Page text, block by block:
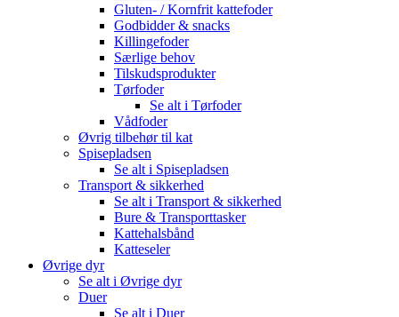
Gluten- / Kornfrit kattefoder
Godbidder & snacks
Killingefoder
Særlige behov
Tilskudsprodukter
Tørfoder
Se alt i Tørfoder
Vådfoder
Øvrig tilbehør til kat
Spisepladsen
Se alt i Spisepladsen
Transport & sikkerhed
Se alt i Transport & sikkerhed
Bure & Transporttasker
Kattehalsbånd
Katteseler
Øvrige dyr
Se alt i Øvrige dyr
Duer
Se alt i Duer